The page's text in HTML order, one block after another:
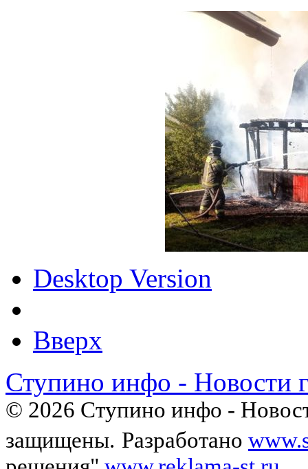
Desktop Version
Вверх
Ступино инфо - Новости
© 2026 Ступино инфо -
защищены. Разработано